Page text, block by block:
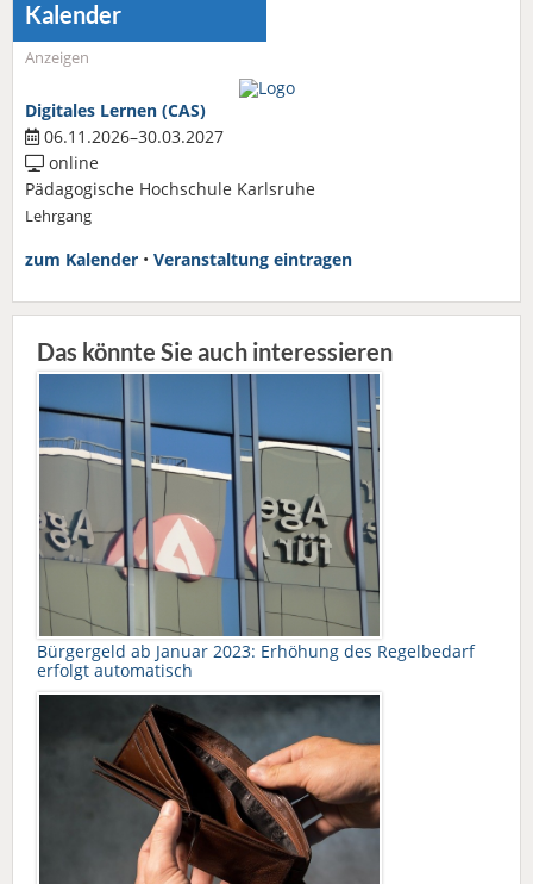
Kalender
Anzeigen
Digitales Lernen (CAS)
06.11.2026–30.03.2027
online
Pädagogische Hochschule Karlsruhe
Lehrgang
zum Kalender • Veranstaltung eintragen
Das könnte Sie auch interessieren
Bürgergeld ab Januar 2023: Erhöhung des Regelbedarf
erfolgt automatisch